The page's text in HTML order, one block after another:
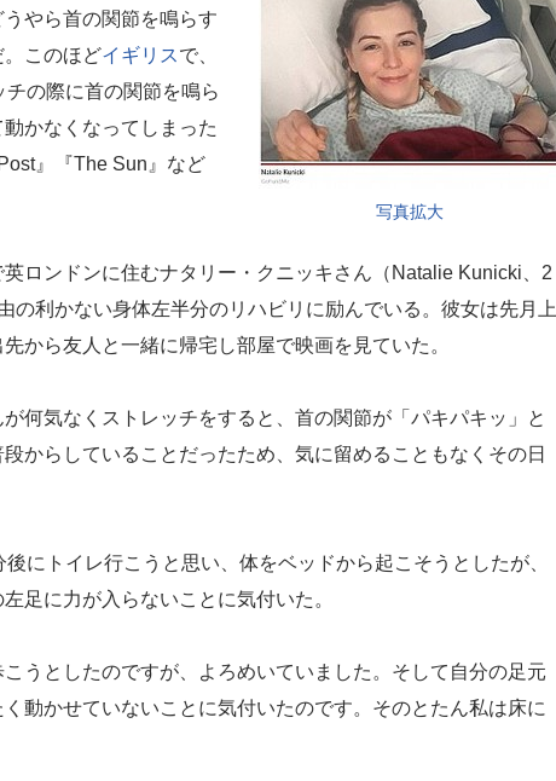
写真拡大
やら首の関節を鳴らす
。このほどイギリスで、
の際に首の関節を鳴ら
かなくなってしまった
』『The Sun』など
ロンドンに住むナタリー・クニッキさん（Natalie Kunicki、2
の利かない身体左半分のリハビリに励んでいる。彼女は先月上
から友人と一緒に帰宅し部屋で映画を見ていた。
何気なくストレッチをすると、首の関節が「パキパキッ」と
からしていることだったため、気に留めることもなくその日
にトイレ行こうと思い、体をベッドから起こそうとしたが、
足に力が入らないことに気付いた。
こうとしたのですが、よろめいていました。そして自分の足元
動かせていないことに気付いたのです。そのとたん私は床に